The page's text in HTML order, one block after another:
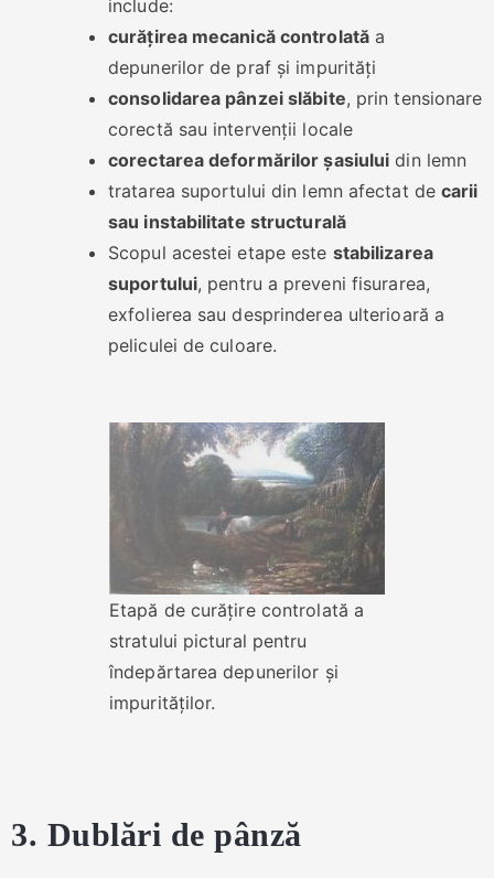
include:
curățirea mecanică controlatăa
depunerilor de praf și impurități
consolidarea pânzei slăbite, prin tensionare
corectă sau intervenții locale
corectarea deformărilor șasiului din lemn
tratarea suportului din lemn afectat de carii
sau instabilitate structurală
Scopul acestei etape este stabilizarea
suportului, pentru a preveni fisurarea,
exfolierea sau desprinderea ulterioară a
peliculei de culoare.
Etapă de curățire controlată a
stratului pictural pentru
îndepărtarea depunerilor și
impurităților.
3. Dublări de pânză